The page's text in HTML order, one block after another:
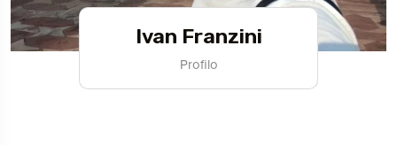
Ivan Franzini
Profilo